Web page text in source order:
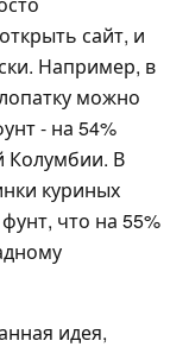
сайт, и
Например, в
можно
- на 54%
Колумбии. В
куриных
что на 55%
идея,